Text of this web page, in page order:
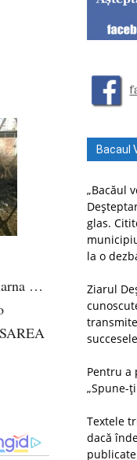
…
Bacaul
„Bacăul
glas.
la o
Ziarul
Pentru a
„Spune-
Textele
dacă